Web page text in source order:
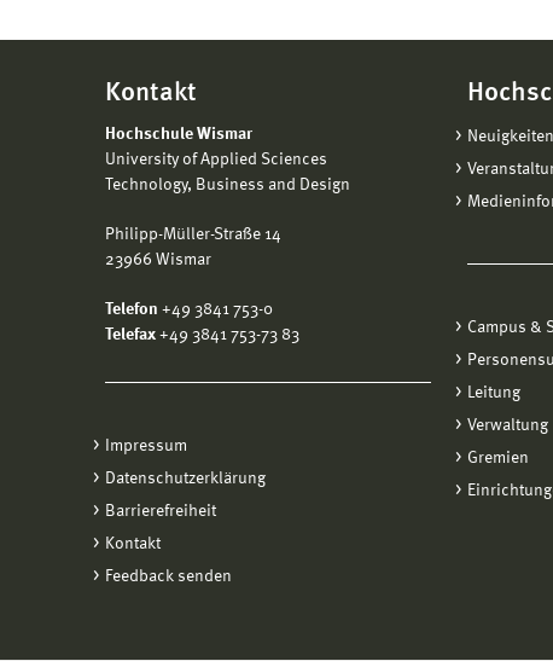
Kontakt
Hochschule Wismar
University of Applied Sciences
Technology, Business and Design
Philipp-Müller-Straße 14
23966 Wismar
Telefon +49 3841 753-0
Telefax +49 3841 753-73 83
Impressum
Datenschutzerklärung
Barrierefreiheit
Kontakt
Feedback senden
Neuigkeiten
Campus &
Leitung
Verwaltung
Gremien